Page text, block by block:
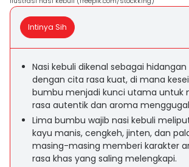
Intinya Sih
Nasi kebuli dikenal sebagai
dengan cita rasa kuat, di mana
bumbu menjadi kunci utama untuk
rasa autentik dan aroma
Lima bumbu wajib nasi kebuli
kayu manis, cengkeh, jinten, dan
masing-masing memberi karakter
rasa khas yang saling melengkapi.